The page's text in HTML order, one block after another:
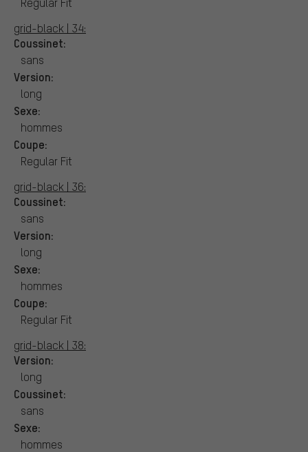
grid-black | 34:
Coussinet:
sans
Version:
long
Sexe:
hommes
Coupe:
Regular Fit
grid-black | 36:
Coussinet:
sans
Version:
long
Sexe:
hommes
Coupe:
Regular Fit
grid-black | 38:
Version:
long
Coussinet:
sans
Sexe:
hommes